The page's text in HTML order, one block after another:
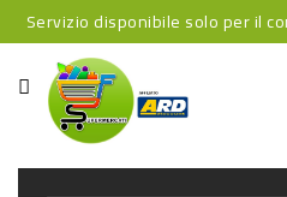
Servizio disponibile solo per il
CATEGORIA
HOME
BEVANDE